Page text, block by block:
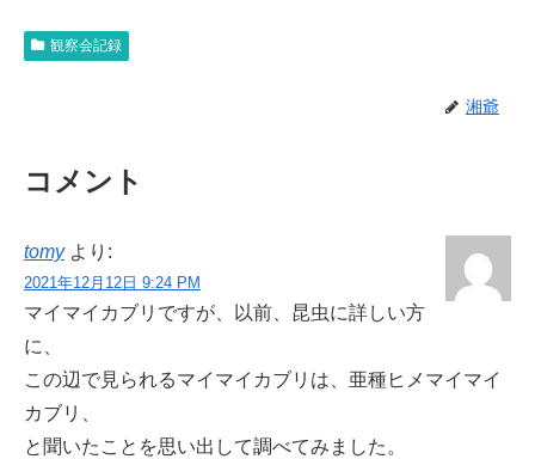
観察会記録
湘爺
コメント
tomy より:
2021年12月12日 9:24 PM
マイマイカブリですが、以前、昆虫に詳しい方
に、
この辺で見られるマイマイカブリは、亜種ヒメマイマイ
カブリ、
と聞いたことを思い出して調べてみました。